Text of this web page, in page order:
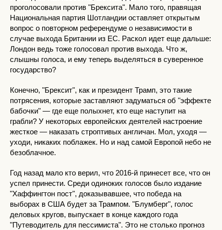
проголосовали против "Брексита". Мало того, правящая
Национальная партия Шотландии оставляет открытым
вопрос о повторном референдуме о независимости в
случае выхода Британии из ЕС. Раскол идет еще дальше:
Лондон ведь тоже голосовал против выхода. Что ж,
слышны голоса, и ему теперь выделяться в суверенное
государство?
Конечно, "Брексит", как и президент Трамп, это такие
потрясения, которые заставляют задуматься об "эффекте
бабочки" — где еще полыхнет, кто еще наступит на
грабли? У некоторых европейских деятелей настроение
жесткое — наказать строптивых англичан. Мол, уходя —
уходи, никаких поблажек. Но и над самой Европой небо не
безоблачное.
Год назад мало кто верил, что 2016-й принесет все, что он
успел принести. Среди одиноких голосов было издание
"Хаффингтон пост", доказывавшее, что победа на
выборах в США будет за Трампом. "Блумберг", голос
деловых кругов, выпускает в конце каждого года
"Путеводитель для пессимиста". Это не столько прогноз